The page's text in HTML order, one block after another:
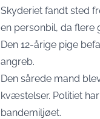
Skyderiet fandt sted
en personbil, da
Den 12-årige pige
angreb.
Den sårede mand
kvæstelser. Politiet
bandemiljøet.